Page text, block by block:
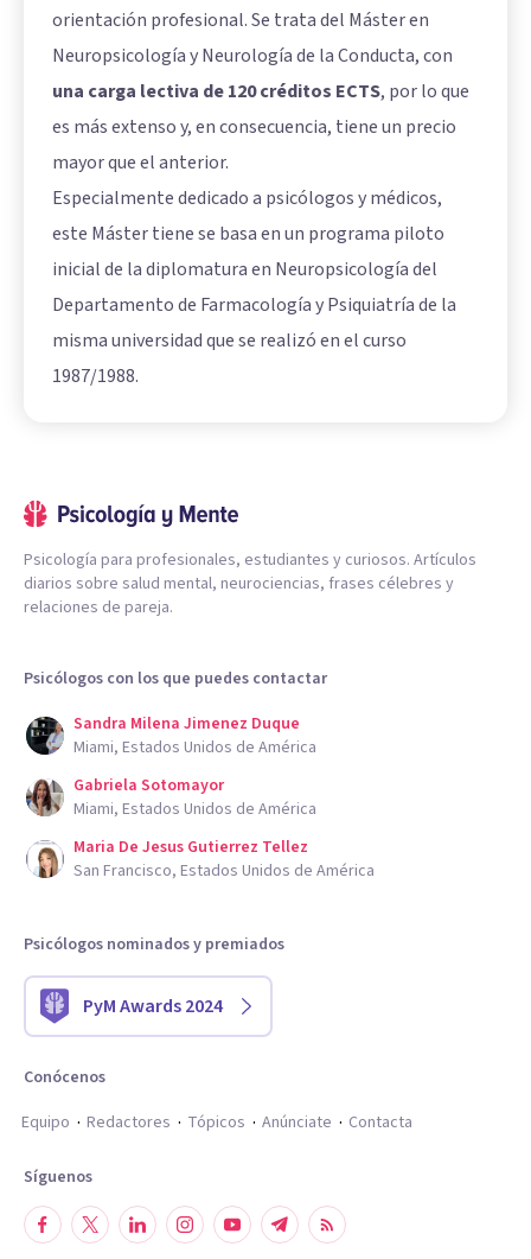
orientación profesional. Se trata del Máster en
Neuropsicología y Neurología de la Conducta, con
una carga lectiva de 120 créditos ECTS, por lo que
es más extenso y, en consecuencia, tiene un precio
mayor que el anterior.
Especialmente dedicado a psicólogos y médicos,
este Máster tiene se basa en un programa piloto
inicial de la diplomatura en Neuropsicología del
Departamento de Farmacología y Psiquiatría de la
misma universidad que se realizó en el curso
1987/1988.
Psicología para profesionales, estudiantes y curiosos. Artículos
diarios sobre salud mental, neurociencias, frases célebres y
relaciones de pareja.
Psicólogos con los que puedes contactar
Sandra Milena Jimenez Duque
Miami, Estados Unidos de América
Gabriela Sotomayor
Miami, Estados Unidos de América
Maria De Jesus Gutierrez Tellez
San Francisco, Estados Unidos de América
Psicólogos nominados y premiados
PyM Awards 2024
Conócenos
Equipo
Redactores Tópicos Anúnciate Contacta
Síguenos